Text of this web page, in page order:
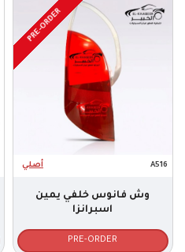
PRE-ORDER
أصلي A516
وش فانوس خلفي يمين
اسبرانزا
PRE-ORDER